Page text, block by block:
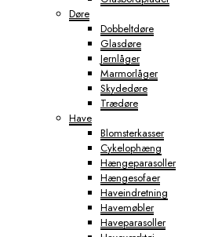
Døre
Dobbeltdøre
Glasdøre
Jernlåger
Marmorlåger
Skydedøre
Trædøre
Have
Blomsterkasser
Cykelophæng
Hængeparasoller
Hængesofaer
Haveindretning
Havemøbler
Haveparasoller